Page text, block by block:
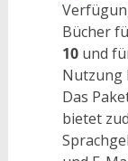
Bücher
10und
Nutzung
Das
bietet